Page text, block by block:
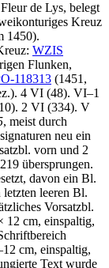
de Lys, belegt
Kreuz
1450).
WZIS
Flunken,
118313 (1451,
4 VI (48). VI–1
2 VI (334). V
, meist durch
neu ein
vorn und 2
übersprungen.
davon ein Bl.
leeren Bl.
Vorsatzbl.
12 cm, einspaltig,
cm, einspaltig,
Text wurde